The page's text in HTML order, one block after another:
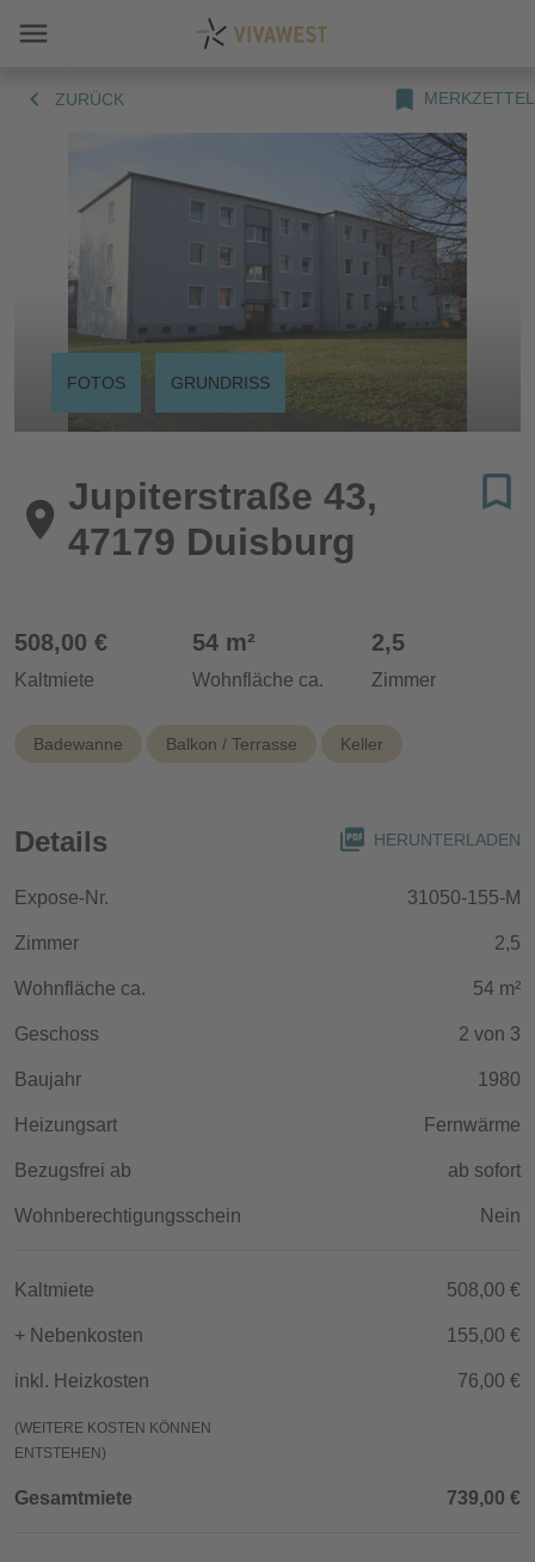
ZURÜCK MERKZETTEL
FOTOS GRUNDRISS
Jupiterstraße 43,
47179 Duisburg
Kaltmiete
508,00 €
Wohnfläche ca.
54 m²
Zimmer
2,5
Badewanne Balkon / Terrasse Keller
Details HERUNTERLADEN
Expose-Nr. 31050-155-M
Zimmer 2,5
Wohnfläche ca. 54 m²
Geschoss 2 von 3
Baujahr 1980
Heizungsart Fernwärme
Bezugsfrei ab ab sofort
Wohnberechtigungsschein Nein
Kaltmiete 508,00 €
+ Nebenkosten 155,00 €
inkl. Heizkosten 76,00 €
(WEITERE KOSTEN KÖNNEN
ENTSTEHEN)
Gesamtmiete 739,00 €